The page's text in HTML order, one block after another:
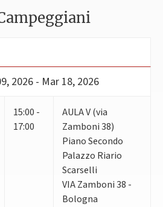
2026 - Mar 18, 2026
15:00 -
17:00
AULA V (via
Zamboni 38)
Piano Secondo
Palazzo Riario
Scarselli
VIA Zamboni 38 -
Bologna